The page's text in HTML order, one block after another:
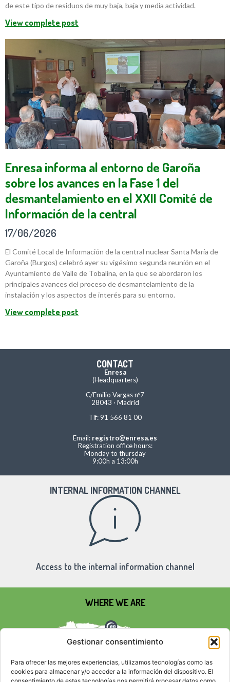
Gestionar consentimiento
Para ofrecer las mejores experiencias, utilizamos tecnologías como las
cookies para almacenar y/o acceder a la información del dispositivo. El
de este tipo de residuos de muy baja, baja y media actividad.
View complete post
Enresa informa al entorno de Garoña
sobre los avances en la Fase 1 del
desmantelamiento en el XXII Comité de
Información de la central
17/06/2026
El Comité Local de Información de la central nuclear Santa María de
Garoña (Burgos) celebró ayer su vigésimo segunda reunión en el
Ayuntamiento de Valle de Tobalina, en la que se abordaron los
principales avances del proceso de desmantelamiento de la
instalación y los aspectos de interés para su entorno.
View complete post
CONTACT
Enresa
(Headquarters)
C/Emilio Vargas nº7
28043 · Madrid
Tlf: 91 566 81 00
Email: registro@enresa.es
Registration office hours:
Monday to thursday
9:00h a 13:00h
INTERNAL INFORMATION CHANNEL
Access to the internal information channel
WHERE WE ARE